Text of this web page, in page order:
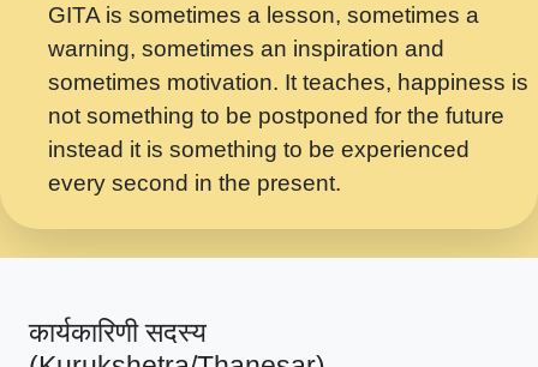
यह हसरत तलब ह नकज कमर Yahi Hasraten
Talab Hai Bhav Pravah #bhajan.mp3
लडल ज बल ल क ज न लग Sadhvi Purnima Ji
7.9.2021 जवल नगर दलल #बसर.mp3
सख भ मझ पयर ह दख भ मझ पयर ह!छड म कस दत
सपरहट भजन 2021 - तर अखय ह जद भर बहर ज म
सपरहट शयम भजन - जय जय शयम जय जय शयम
GITA is sometimes a lesson, sometimes a
warning, sometimes an inspiration and
sometimes motivation. It teaches, happiness is
not something to be postponed for the future
instead it is something to be experienced
every second in the present.
कार्यकारिणी सदस्य